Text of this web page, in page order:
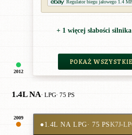
2012
Regulator biegu jałowego 1.4
+ 1 więcej słabości
POKAŻ
1.4L NA· LPG· 75 PS
2009
●1.4L NA LPG· 75 PSK7J-